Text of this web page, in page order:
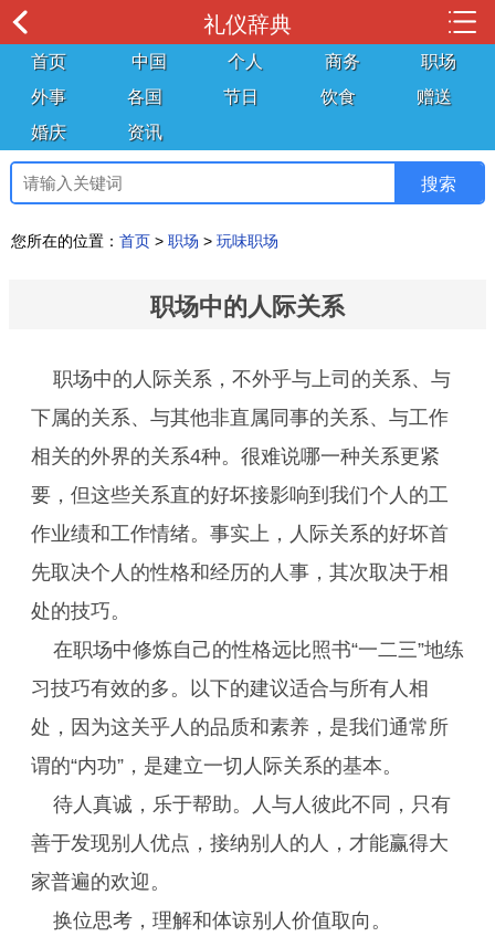
礼仪辞典
首页 中国 个人 商务
职场
外事
各国 节日 饮食
赠送
婚庆
资讯
您所在的位置： 首页 > 职场 > 玩味职场
职场中的人际关系
职场中的人际关系，不外乎与上司的关系、与
下属的关系、与其他非直属同事的关系、与工作
相关的外界的关系4种。很难说哪一种关系更紧
要，但这些关系直的好坏接影响到我们个人的工
作业绩和工作情绪。事实上，人际关系的好坏首
先取决个人的性格和经历的人事，其次取决于相
处的技巧。
在职场中修炼自己的性格远比照书“一二三”地练
习技巧有效的多。以下的建议适合与所有人相
处，因为这关乎人的品质和素养，是我们通常所
谓的“内功”，是建立一切人际关系的基本。
待人真诚，乐于帮助。人与人彼此不同，只有
善于发现别人优点，接纳别人的人，才能赢得大
家普遍的欢迎。
换位思考，理解和体谅别人价值取向。